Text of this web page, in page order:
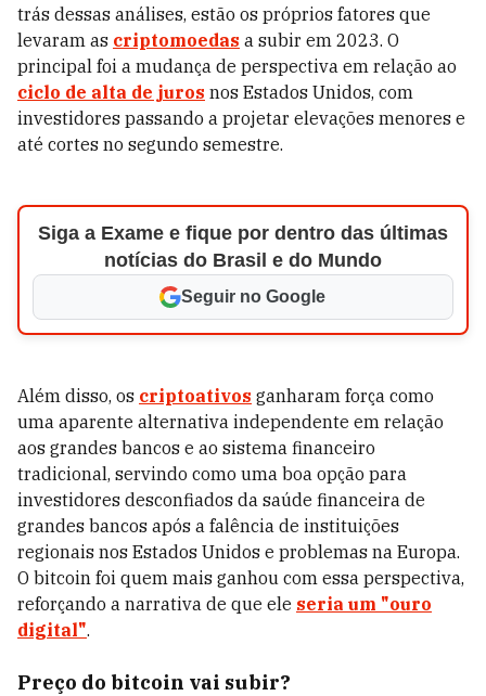
trás dessas análises, estão os próprios fatores que
levaram as criptomoedas a subir em 2023. O
principal foi a mudança de perspectiva em relação ao
ciclo de alta de juros nos Estados Unidos, com
investidores passando a projetar elevações menores e
até cortes no segundo semestre.
Siga a Exame e fique por dentro das últimas
notícias do Brasil e do Mundo
Seguir no Google
Além disso, os criptoativos ganharam força como
uma aparente alternativa independente em relação
aos grandes bancos e ao sistema financeiro
tradicional, servindo como uma boa opção para
investidores desconfiados da saúde financeira de
grandes bancos após a falência de instituições
regionais nos Estados Unidos e problemas na Europa.
O bitcoin foi quem mais ganhou com essa perspectiva,
reforçando a narrativa de que ele seria um "ouro
digital".
Preço do bitcoin vai subir?